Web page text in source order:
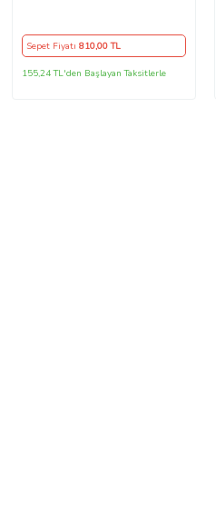
Sepet Fiyatı 810,00 TL
155,24 TL'den Başlayan Taksitlerle